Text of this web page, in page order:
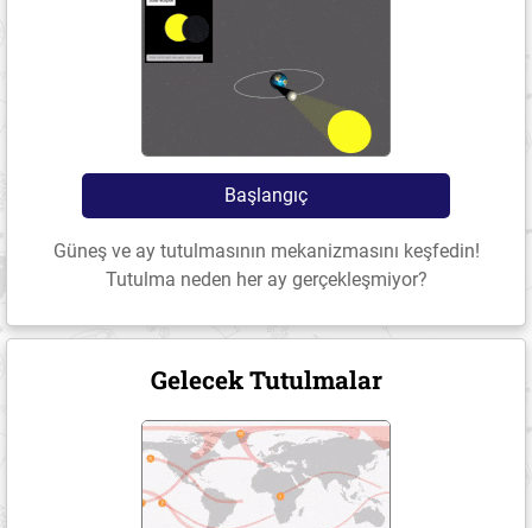
Başlangıç
Güneş ve ay tutulmasının mekanizmasını keşfedin!
Tutulma neden her ay gerçekleşmiyor?
Gelecek Tutulmalar